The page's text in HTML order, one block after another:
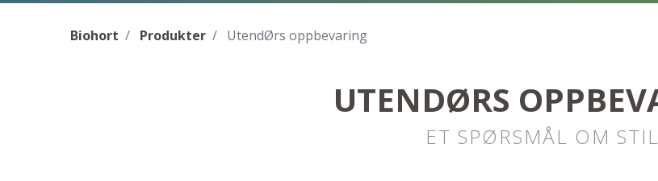
Biohort Produkter UtendØrs oppbevaring
UTENDØRS
ET SPØRSMÅL OM STIL